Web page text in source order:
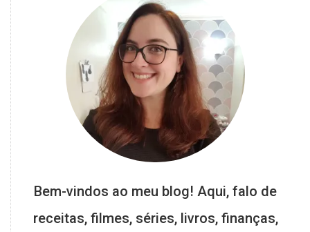
Bem-vindos ao meu blog! Aqui, falo de
receitas, filmes, séries, livros, finanças,